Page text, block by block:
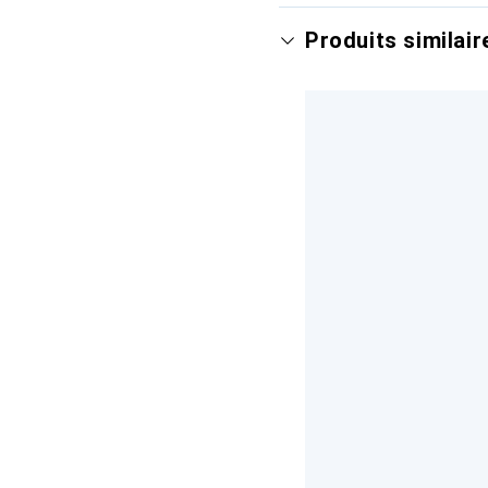
Produits